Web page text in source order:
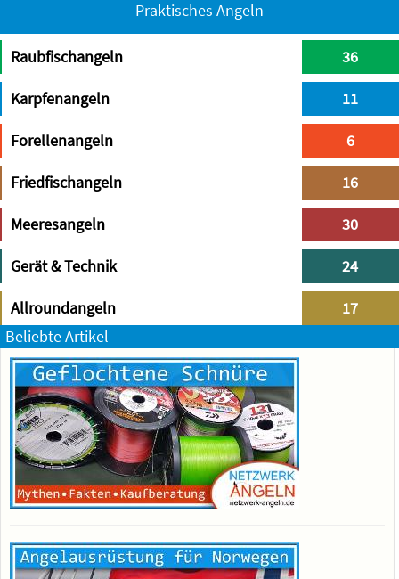
Praktisches Angeln
Raubfischangeln 36
Karpfenangeln 11
Forellenangeln 6
Friedfischangeln 16
Meeresangeln 30
Gerät & Technik 24
Allroundangeln
17
Beliebte Artikel